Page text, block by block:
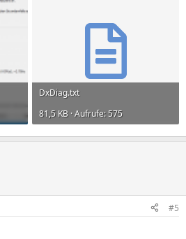
DxDiag.txt
81,5 KB · Aufrufe: 575
#5